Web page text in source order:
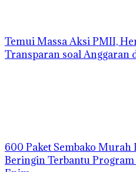
Temui Massa Aksi PMII,
Transparan soal Anggaran
600 Paket Sembako Murah
Beringin Terbantu